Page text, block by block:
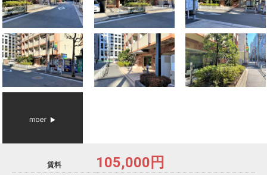
賃料 105,000 円